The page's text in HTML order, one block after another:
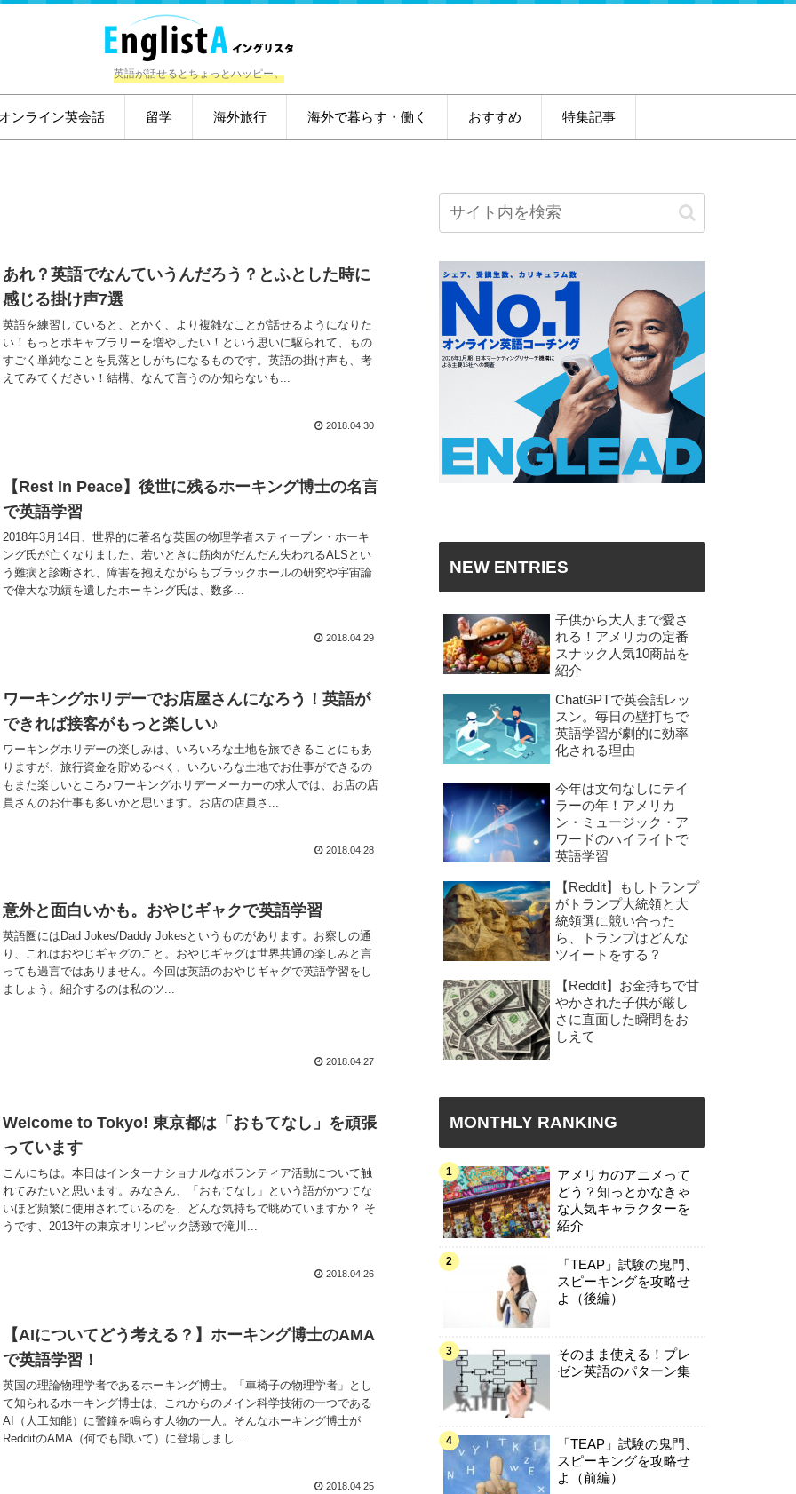
英語が話せるとちょっとハッピー。
ンライン英会話 留学 海外旅行 海外で暮らす・働く おすすめ 特集記事
あれ？英語でなんていうんだろう？とふとした時に
感じる掛け声7選
英語を練習していると、とかく、より複雑なことが話せるようになりた
い！もっとボキャブラリーを増やしたい！という思いに駆られて、もの
すごく単純なことを見落としがちになるものです。英語の掛け声も、考
えてみてください！結構、なんて言うのか知らないも...
2018.04.30
【Rest In Peace】後世に残るホーキング博士の名言
で英語学習
2018年3月14日、世界的に著名な英国の物理学者スティーブン・ホーキ
ング氏が亡くなりました。若いときに筋肉がだんだん失われるALSとい
う難病と診断され、障害を抱えながらもブラックホールの研究や宇宙論
で偉大な功績を遺したホーキング氏は、数多...
2018.04.29
ワーキングホリデーでお店屋さんになろう！英語が
できれば接客がもっと楽しい♪
ワーキングホリデーの楽しみは、いろいろな土地を旅できることにもあ
りますが、旅行資金を貯めるべく、いろいろな土地でお仕事ができるの
もまた楽しいところ♪ワーキングホリデーメーカーの求人では、お店の店
員さんのお仕事も多いかと思います。お店の店員さ...
2018.04.28
意外と面白いかも。おやじギャクで英語学習
英語圏にはDad Jokes/Daddy Jokesというものがあります。お察しの通
り、これはおやじギャグのこと。おやじギャグは世界共通の楽しみと言
っても過言ではありません。今回は英語のおやじギャグで英語学習をし
ましょう。紹介するのは私のツ...
2018.04.27
Welcome to Tokyo! 東京都は「おもてなし」を頑張
っています
こんにちは。本日はインターナショナルなボランティア活動について触
れてみたいと思います。みなさん、「おもてなし」という語がかつてな
いほど頻繁に使用されているのを、どんな気持ちで眺めていますか？ そ
うです、2013年の東京オリンピック誘致で滝川...
2018.04.26
【AIについてどう考える？】ホーキング博士のAMA
で英語学習！
英国の理論物理学者であるホーキング博士。「車椅子の物理学者」とし
て知られるホーキング博士は、これからのメイン科学技術の一つである
AI（人工知能）に警鐘を鳴らす人物の一人。そんなホーキング博士が
RedditのAMA（何でも聞いて）に登場しまし...
2018.04.25
NEW ENTRIES
子供から大人まで愛さ
れる！アメリカの定番
スナック人気10商品を
紹介
ChatGPTで英会話レッ
スン。毎日の壁打ちで
英語学習が劇的に効率
化される理由
今年は文句なしにテイ
ラーの年！アメリカ
ン・ミュージック・ア
ワードのハイライトで
英語学習
【Reddit】もしトランプ
がトランプ大統領と大
統領選に競い合った
ら、トランプはどんな
ツイートをする？
【Reddit】お金持ちで甘
やかされた子供が厳し
さに直面した瞬間をお
しえて
MONTHLY RANKING
アメリカのアニメって
どう？知っとかなきゃ
な人気キャラクターを
紹介
「TEAP」試験の鬼門、
スピーキングを攻略せ
よ（後編）
そのまま使える！プレ
ゼン英語のパターン集
「TEAP」試験の鬼門、
スピーキングを攻略せ
よ（前編）